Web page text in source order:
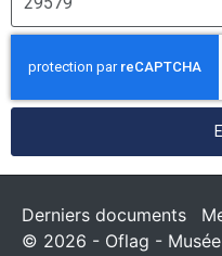
Derniers documents
© 2026 - Oflag -